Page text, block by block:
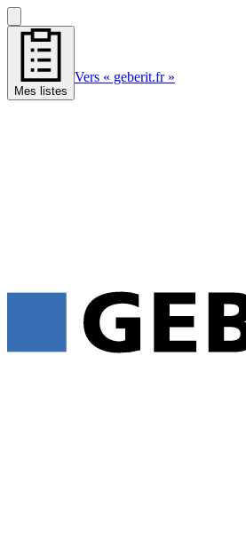
Mes listes
Vers « geberit.fr »